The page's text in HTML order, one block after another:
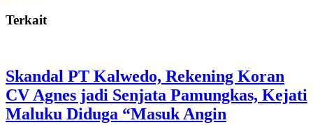
Terkait
Skandal PT Kalwedo, Rekening Koran
CV Agnes jadi Senjata Pamungkas, Kejati
Maluku Diduga “Masuk Angin